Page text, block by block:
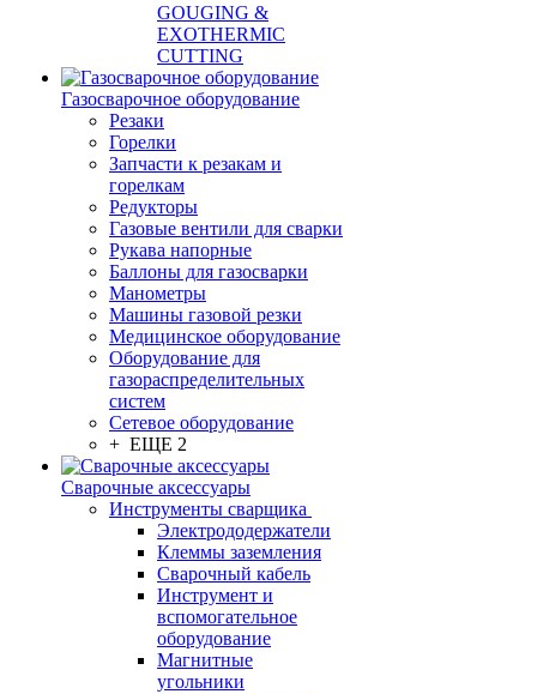
GOUGING &
EXOTHERMIC
CUTTING
Газосварочное оборудование
Резаки
Горелки
Запчасти к резакам и
горелкам
Редукторы
Газовые вентили для сварки
Рукава напорные
Баллоны для газосварки
Манометры
Машины газовой резки
Медицинское оборудование
Оборудование для
газораспределительных
систем
Сетевое оборудование
+ ЕЩЕ 2
Сварочные аксессуары
Инструменты сварщика
Электрододержатели
Клеммы заземления
Сварочный кабель
Инструмент и
вспомогательное
оборудование
Магнитные
угольники